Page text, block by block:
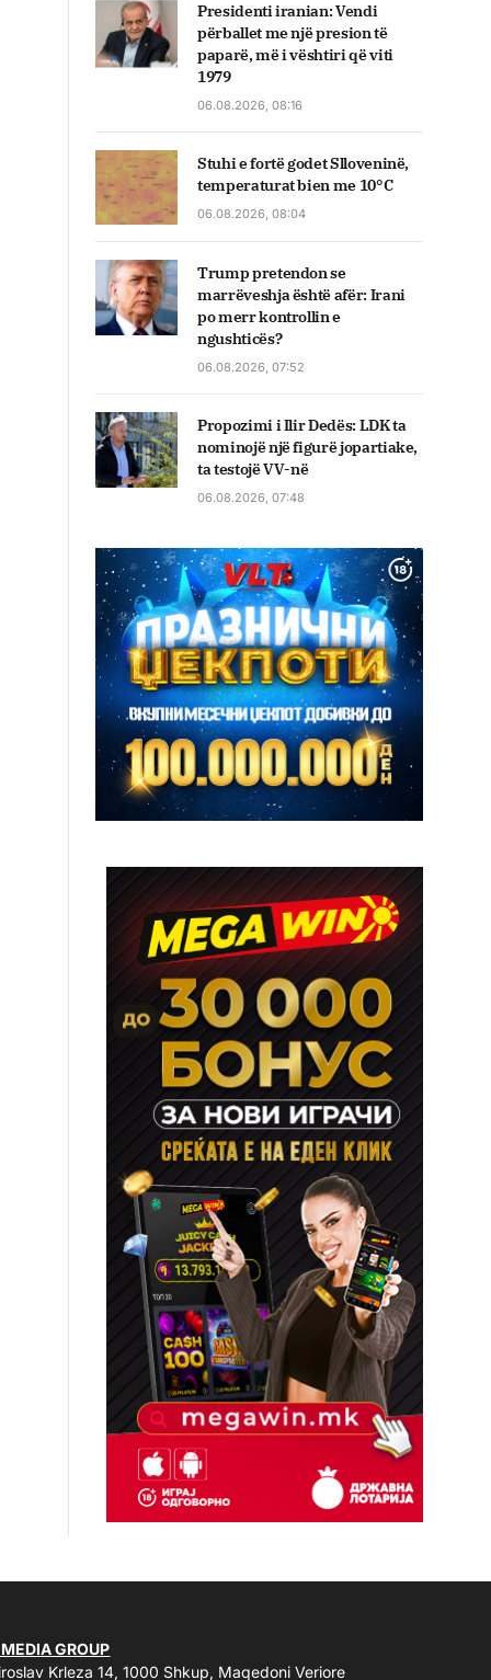
Presidenti iranian: Vendi
përballet me një presion të
paparë, më i vështiri që viti
1979
06.08.2026, 08:16
Stuhi e fortë godet Slloveninë,
temperaturat bien me 10°C
06.08.2026, 08:04
Trump pretendon se
marrëveshja është afër: Irani
po merr kontrollin e
ngushticës?
06.08.2026, 07:52
Propozimi i Ilir Dedës: LDK ta
nominojë një figurë jopartiake,
ta testojë VV-në
06.08.2026, 07:48
GROUP
Krleza 14, 1000 Shkup, Maqedoni Veriore